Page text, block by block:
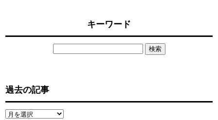
キーワード
過去の記事
過